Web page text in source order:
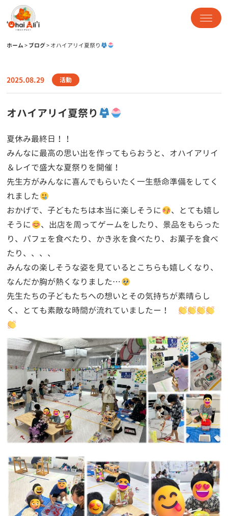
ホーム>ブログ>オハイアリイ夏祭り
2025.08.29 活動
オハイアリイ夏祭り
夏休み最終日！！
みんなに最高の思い出を作ってもらおうと、オハイアリイ
＆レイで盛大な夏祭りを開催！
先生方がみんなに喜んでもらいたく一生懸命準備をしてく
れました
おかげで、子どもたちは本当に楽しそうに
、とても嬉し
そうに
、出店を周ってゲームをしたり、景品をもらった
り、パフェを食べたり、かき氷を食べたり、お菓子を食べ
たり、、、、
みんなの楽しそうな姿を見ているとこちらも嬉しくなり、
なんだか胸が熱くなりました…
先生たちの子どもたちへの想いとその気持ちが素晴らし
く、とても素敵な時間が流れていましたー！